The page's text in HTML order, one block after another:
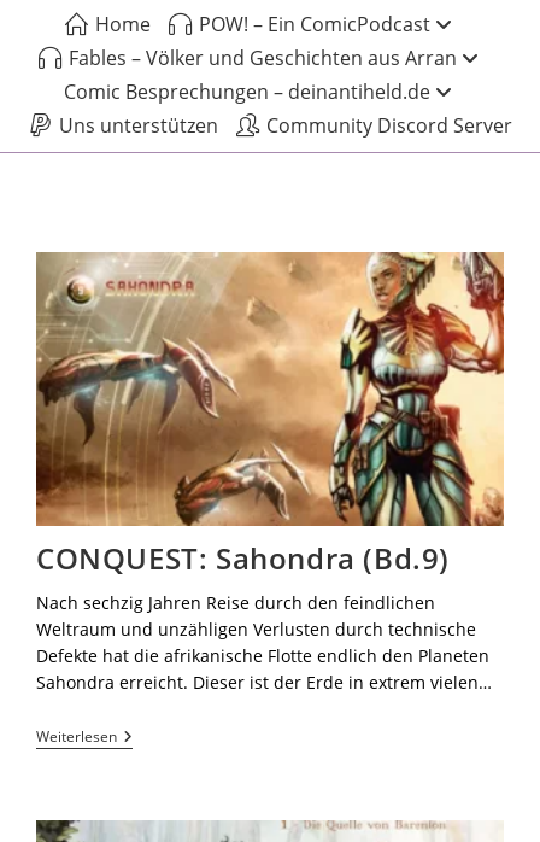
Home
POW! – Ein ComicPodcast
Fables – Völker und Geschichten aus Arran
Comic Besprechungen – deinantiheld.de
Uns unterstützen
Community Discord Server
CONQUEST: Sahondra (Bd.9)
Nach sechzig Jahren Reise durch den feindlichen
Weltraum und unzähligen Verlusten durch technische
Defekte hat die afrikanische Flotte endlich den Planeten
Sahondra erreicht. Dieser ist der Erde in extrem vielen…
Weiterlesen